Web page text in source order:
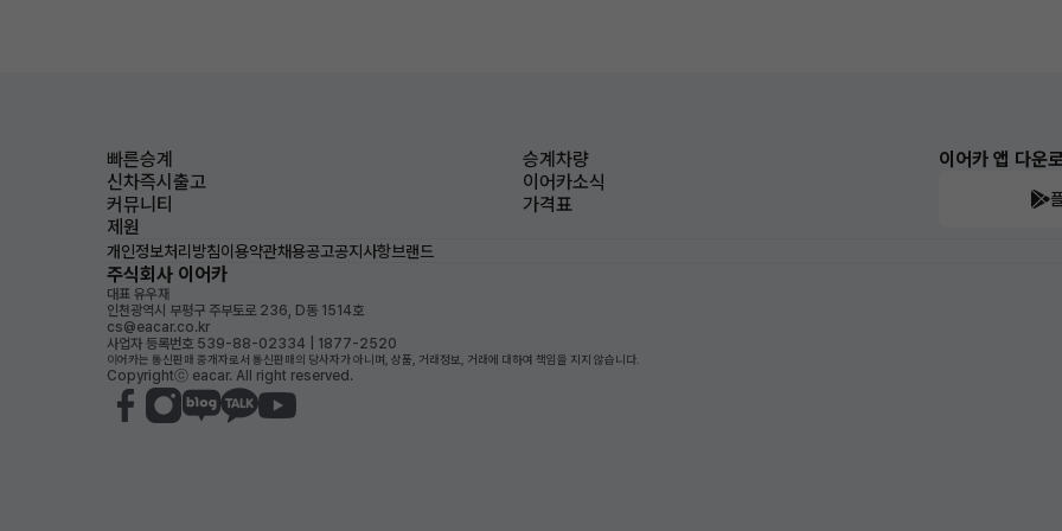
빠른승계
승계차량
신차즉시출고
이어카소식
커뮤니티
가격표
제원
이어카 앱 다운
개인정보처리방침이용약관채용공고공지사항브랜드
주식회사 이어카
대표 유우재
인천광역시 부평구 주부토로 236, D동 1514호
cs@eacar.co.kr
사업자 등록번호 539-88-02334 | 1877-2520
이어카는 통신판매 중개자로서 통신판매의 당사자가 아니며, 상품, 거래정보, 거래에 대하여 책임을 지지 않습니다.
Copyrightⓒ eacar. All right reserved.